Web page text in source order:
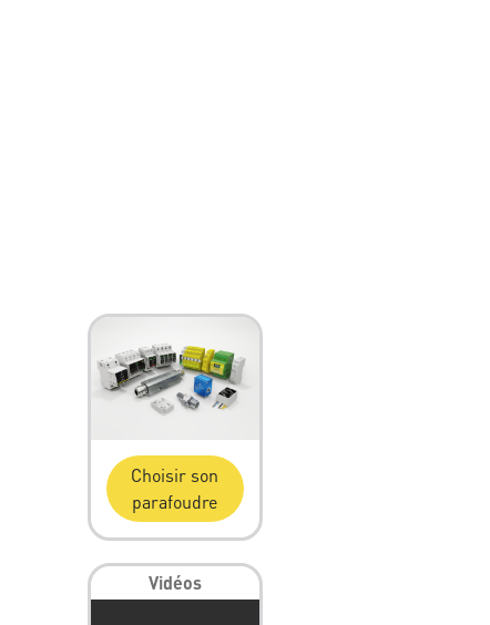
Choisir son
parafoudre
Vidéos